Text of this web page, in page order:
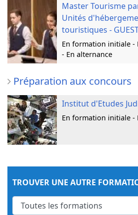
Master Tourisme
Unités
touristiques -
En formation initiale
- En alternance
Préparation aux concours
Institut d'Etudes
En formation initiale
TROUVER UNE AUTRE